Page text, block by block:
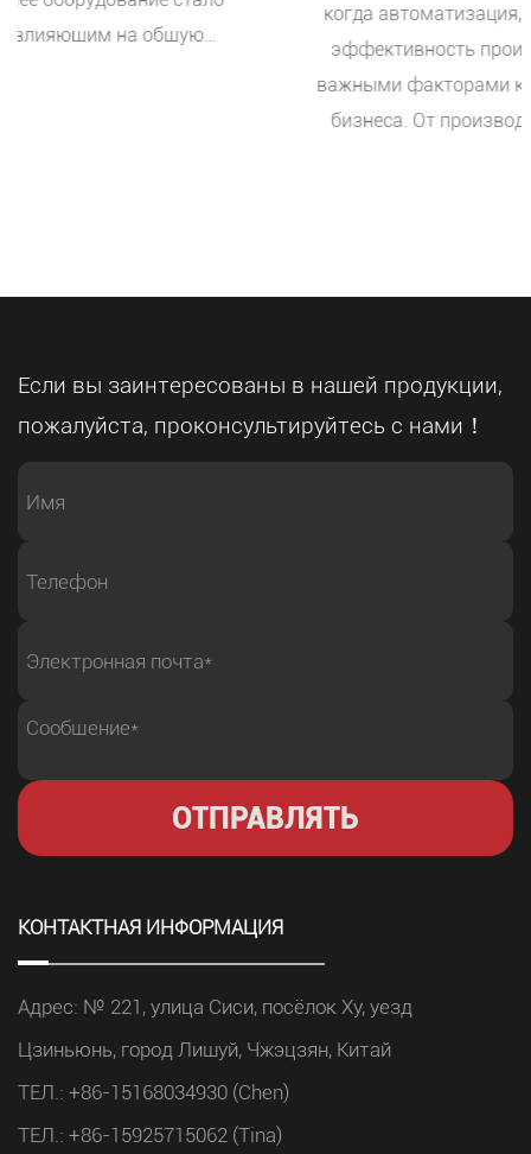
когда автоматизация, цифровой контроль и
эффективность производства становятся
важными факторами конкурентоспособности
бизнеса. От производства автомобильных
сохранении стабильного качества. В этой
чем просто режущим инструментом — это важная
часть современных интеллектуальных
производитель распиловочного оборудования, мы
решения для автоматизированной резки, которые
будущую модернизацию завода. Умное
металлов Традиционные модели производства
работать для определенных приложений, ими
мощности, более короткие циклы поставок и более
ориентируются на: Автоматизированные
производственные процессы Мониторинг работы в
режиме реального времени Сокращение ручного
Если вы заинтересованы в нашей продукции,
пожалуйста, проконсультируйтесь с нами！
КОНТАКТНАЯ ИНФОРМАЦИЯ
Адрес: № 221, улица Сиси, посёлок Ху, уезд
Цзиньюнь, город Лишуй, Чжэцзян, Китай
ТЕЛ.: +86-15168034930 (Chen)
ТЕЛ.: +86-15925715062 (Tina)